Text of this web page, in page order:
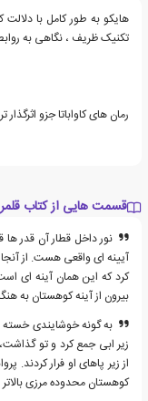
هایکو به طور کامل با دلالت
تکنیک ظریف ، نگاهی به
رمان های کاواباتا جزو
قسمت هایی از کتاب
نور داخل قطار آن قدر
آیینه ای واقعی هست. از
کرد که این همان آینه ای
بیرون از آینه کوهستان به
به گونه خوشایندی خسته
زیر ابی جمع کرد و تو
از زیر پاهای او فرار کردند.
کوهستان محدوده مرزی